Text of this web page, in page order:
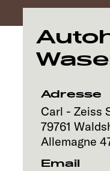
Sunlight
Nos
Service
Adresse
Carl - Zeiss
79761
Allemagne
Email